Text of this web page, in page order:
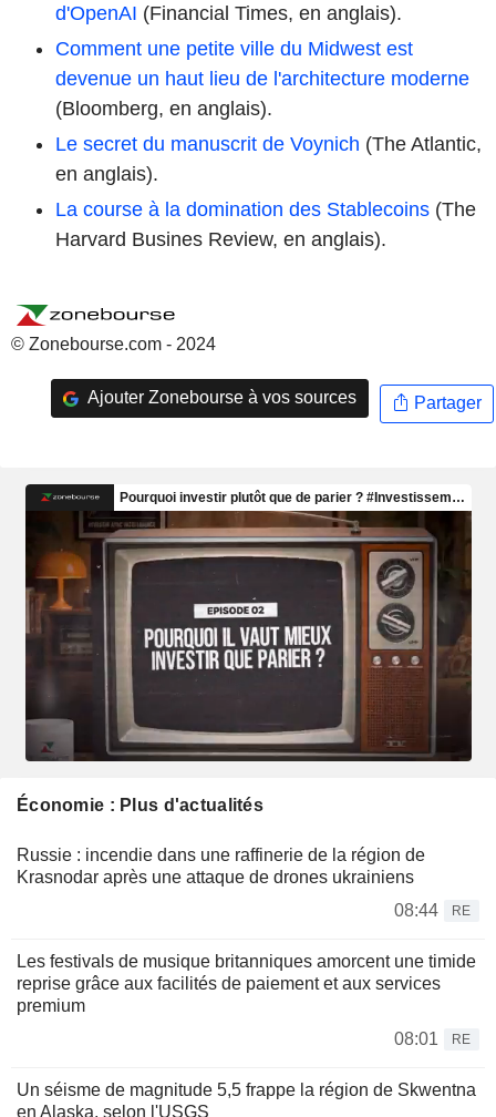
d'OpenAI (Financial Times, en anglais).
Comment une petite ville du Midwest est
devenue un haut lieu de l'architecture moderne
(Bloomberg, en anglais).
Le secret du manuscrit de Voynich (The Atlantic,
en anglais).
La course à la domination des Stablecoins (The
Harvard Busines Review, en anglais).
© Zonebourse.com - 2024
Ajouter Zonebourse à vos sources Partager
Économie : Plus d'actualités
Russie : incendie dans une raffinerie de la région de
Krasnodar après une attaque de drones ukrainiens
08:44
RE
Les festivals de musique britanniques amorcent une timide
reprise grâce aux facilités de paiement et aux services
premium
08:01
RE
Un séisme de magnitude 5,5 frappe la région de Skwentna
en Alaska, selon l'USGS